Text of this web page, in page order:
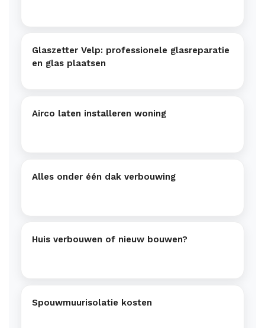
Glaszetter Velp: professionele glasreparatie
en glas plaatsen
Airco laten installeren woning
Alles onder één dak verbouwing
Huis verbouwen of nieuw bouwen?
Spouwmuurisolatie kosten